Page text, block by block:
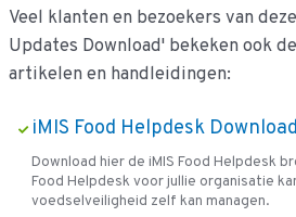
Veel klanten en bezoekers van
Updates Download' bekeken ook
artikelen en handleidingen:
iMIS Food Helpdesk Download
Download hier de iMIS Food Helpdesk
Food Helpdesk voor jullie organisatie
voedselveiligheid zelf kan managen.